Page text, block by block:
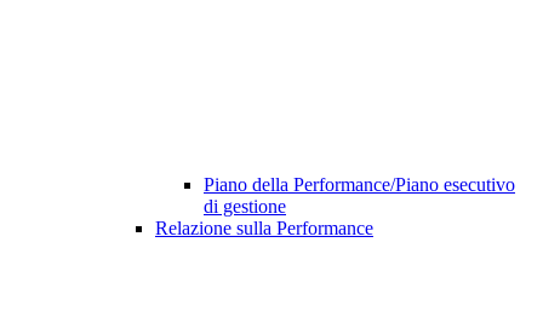
Piano della Performance/Piano esecutivo
di gestione
Relazione sulla Performance